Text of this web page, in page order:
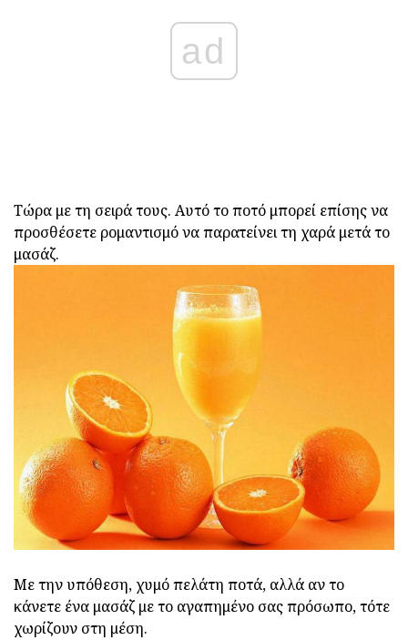
ad
Τώρα με τη σειρά τους. Αυτό το ποτό μπορεί επίσης να
προσθέσετε ρομαντισμό να παρατείνει τη χαρά μετά το
μασάζ.
Με την υπόθεση, χυμό πελάτη ποτά, αλλά αν το
κάνετε ένα μασάζ με το αγαπημένο σας πρόσωπο, τότε
χωρίζουν στη μέση.